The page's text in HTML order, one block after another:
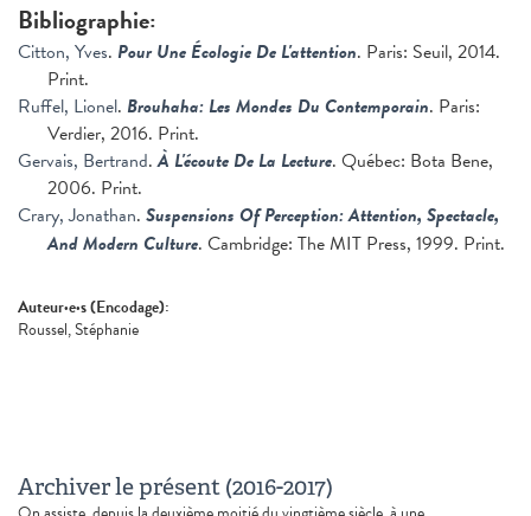
Bibliographie:
Citton, Yves. Pour Une Écologie De L'attention. Paris: Seuil, 2014.
Print.
Ruffel, Lionel. Brouhaha: Les Mondes Du Contemporain. Paris:
Verdier, 2016. Print.
Gervais, Bertrand.À L'écoute De La Lecture. Québec: Bota Bene,
2006. Print.
Crary, Jonathan. Suspensions Of Perception: Attention, Spectacle,
And Modern Culture. Cambridge: The MIT Press, 1999. Print.
Auteur·e·s (Encodage):
Roussel, Stéphanie
Archiver le présent (2016-2017)